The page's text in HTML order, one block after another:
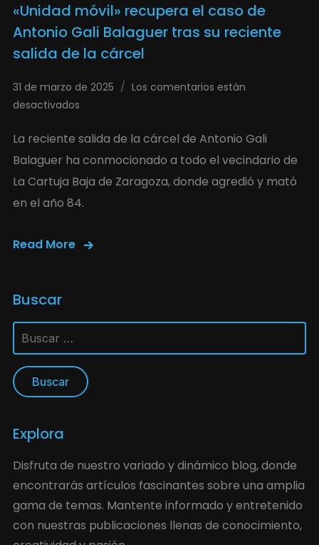
«Unidad móvil» recupera el caso de
Antonio Gali Balaguer tras su reciente
salida de la cárcel
31 de marzo de 2025
Los comentarios están
desactivados
La reciente salida de la cárcel de Antonio Gali
Balaguer ha conmocionado a todo el vecindario de
La Cartuja Baja de Zaragoza, donde agredió y mató
en el año 84.
Read More
Buscar
Explora
Disfruta de nuestro variado y dinámico blog, donde
encontrarás artículos fascinantes sobre una amplia
gama de temas. Mantente informado y entretenido
con nuestras publicaciones llenas de conocimiento,